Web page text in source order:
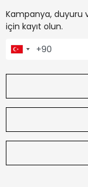
Kampanya, duyuru
için kayıt olun.